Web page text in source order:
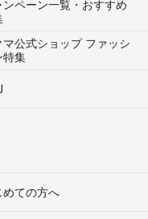
ンペーン一覧・おすすめ
マ公式ショップ ファッシ
特集
めての方へ